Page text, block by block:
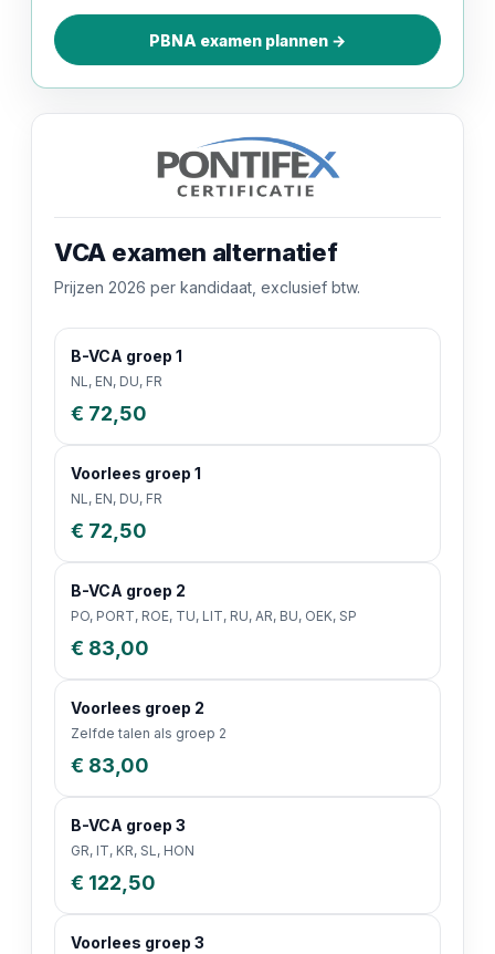
PBNA examen plannen →
VCA examen alternatief
Prijzen 2026 per kandidaat, exclusief btw.
B-VCA groep 1
NL, EN, DU, FR
€ 72,50
Voorlees groep 1
NL, EN, DU, FR
€ 72,50
B-VCA groep 2
PO, PORT, ROE, TU, LIT, RU, AR, BU, OEK, SP
€ 83,00
Voorlees groep 2
Zelfde talen als groep 2
€ 83,00
B-VCA groep 3
GR, IT, KR, SL, HON
€ 122,50
Voorlees groep 3